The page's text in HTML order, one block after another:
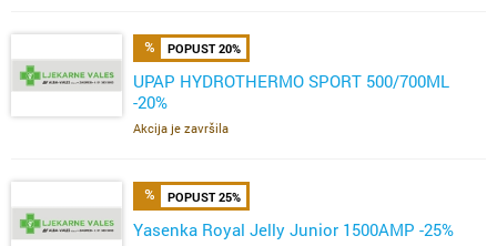
POPUST 20%
UPAP HYDROTHERMO SPORT 500/700ML
-20%
Akcija je završila
POPUST 25%
Yasenka Royal Jelly Junior 1500AMP -25%